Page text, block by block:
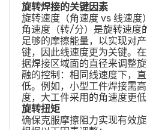
旋转焊接的关键因素
旋转速度（角速度 vs 线速度）
角速度（转/分）是旋转速度
足够的摩擦能量，以实现对
键，因此线速度更为关键。
据焊接区域面的直径来调整
融的控制：相同线速度下，
低。例如，小型工件焊接需
度，大工件采用的角速度更低
旋转扭矩
确保克服摩擦阻力实现有效